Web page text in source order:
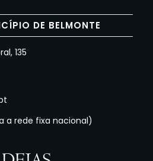
DE BELMONTE
135
a rede fixa nacional)